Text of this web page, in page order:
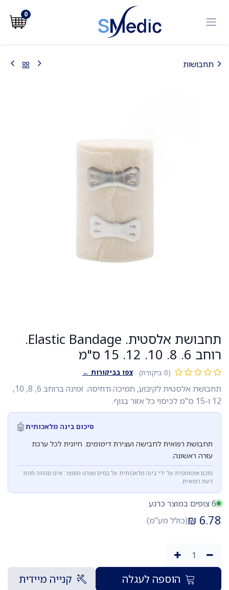
0
תחבושות
תחבושת אלסטית. Elastic Bandage.
רוחב 6. 8. 10. 12. 15 ס"מ
(0 ביקורת) צפו בביקורות ←
תחבושת אלסטית לקיבוע, תמיכה ודחיסה. זמינה ברוחב 6, 8, 10,
12 ו-15 ס"מ לכיסוי כל אזור בגוף.
סיכום בינה מלאכותית🤖
תחבושת רפואית לחבישה ועצירת דימומים. חיונית לכל ערכת
עזרה ראשונה.
סוכם אוטומטית על ידי בינה מלאכותית על בסיס מפרט המוצר. אינו מהווה חוות
דעת רפואית.
6 צופים במוצר כרגע
6.78
₪(כולל מע"מ)
הוספה לעגלה קנייה מיידית